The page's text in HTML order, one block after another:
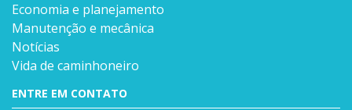
Economia e planejamento
Manutenção e mecânica
Notícias
Vida de caminhoneiro
ENTRE EM CONTATO